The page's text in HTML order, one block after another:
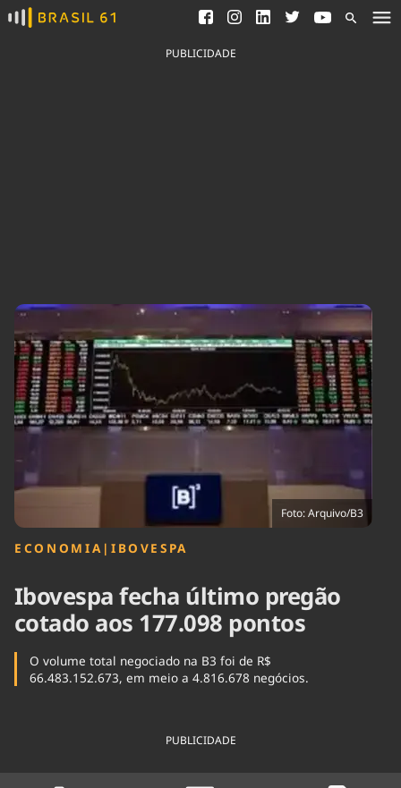
Ver todas as notícias
Saneamento
Indicadores
Agronegócios
Brasil
Brasil Mineral
Ciência &
Tecnologia
Cinema
Comportamento
Cultura
Economia
Educação
Infraestrutura
Internacional
Meio Ambiente
Podcast
Saúde
Tempo
PUBLICIDADE
Foto: Arquivo/B3
ECONOMIA | IBOVESPA
Ibovespa fecha último pregão
cotado aos 177.098 pontos
O volume total negociado na B3 foi de R$
66.483.152.673, em meio a 4.816.678 negócios.
PUBLICIDADE